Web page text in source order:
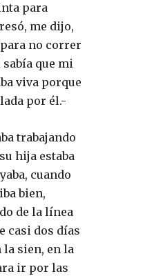
para
me dijo,
para no correr
que mi
viva porque
por él.-
trabajando
hija estaba
cuando
bien,
de la línea
casi dos días
sien, en la
ir por las